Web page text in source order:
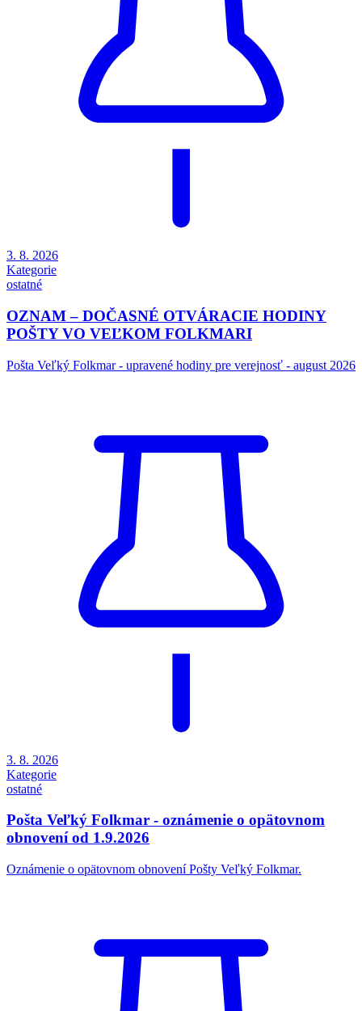
3. 8. 2026
Kategorie
ostatné
OZNAM – DOČASNÉ OTVÁRACIE HODINY
POŠTY VO VEĽKOM FOLKMARI
Pošta Veľký Folkmar - upravené hodiny pre verejnosť - august 2026
3. 8. 2026
Kategorie
ostatné
Pošta Veľký Folkmar - oznámenie o opätovnom
obnovení od 1.9.2026
Oznámenie o opätovnom obnovení Pošty Veľký Folkmar.